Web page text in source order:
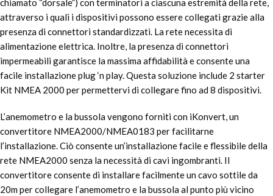
chiamato “dorsale”) con terminatori a ciascuna estremità della rete,
attraverso i quali i dispositivi possono essere collegati grazie alla
presenza di connettori standardizzati. La rete necessita di
alimentazione elettrica. Inoltre, la presenza di connettori
impermeabili garantisce la massima affidabilità e consente una
facile installazione plug ‘n play. Questa soluzione include 2 starter
Kit NMEA 2000 per permettervi di collegare fino ad 8 dispositivi.
L’anemometro e la bussola vengono forniti con iKonvert, un
convertitore NMEA2000/NMEA0183 per facilitarne
l’installazione. Ciò consente un’installazione facile e flessibile della
rete NMEA2000 senza la necessità di cavi ingombranti. Il
convertitore consente di installare facilmente un cavo sottile da
20m per collegare l’anemometro e la bussola al punto più vicino